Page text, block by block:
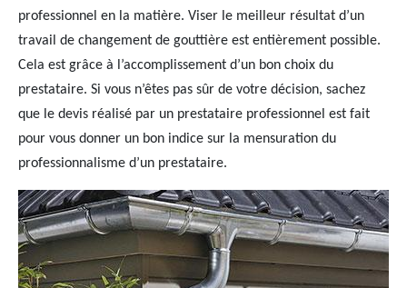
professionnel en la matière. Viser le meilleur résultat d’un
travail de changement de gouttière est entièrement possible.
Cela est grâce à l’accomplissement d’un bon choix du
prestataire. Si vous n’êtes pas sûr de votre décision, sachez
que le devis réalisé par un prestataire professionnel est fait
pour vous donner un bon indice sur la mensuration du
professionnalisme d’un prestataire.